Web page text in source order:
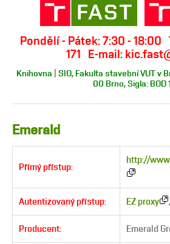
Pondělí - Pátek: 7:30 - 18:00
171 E-mail:
Knihovna | SIO, Fakulta stavební VUT v
00 Brno, Sigla: BOD
Emerald
Přímý přístup:
http://
Autentizovaný přístup: EZ proxy ,
Producent: Emerald